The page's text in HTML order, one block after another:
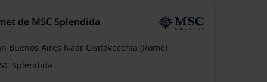
de MSC Splendida
Buenos Aires Naar Civitavecchia (Rome)
Splendida